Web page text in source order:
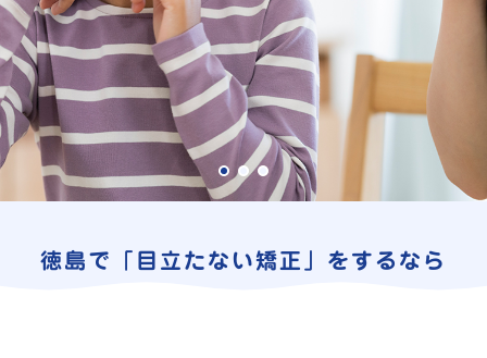
徳島で 「目立たない矯正」 をするなら